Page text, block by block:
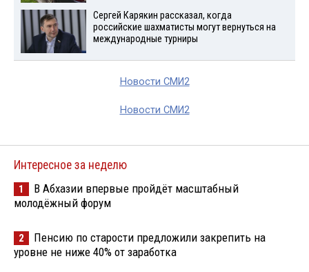
Сергей Карякин рассказал, когда
российские шахматисты могут вернуться на
международные турниры
Новости СМИ2
Новости СМИ2
Интересное за неделю
1
В Абхазии впервые пройдёт масштабный
молодёжный форум
2
Пенсию по старости предложили закрепить на
уровне не ниже 40% от заработка